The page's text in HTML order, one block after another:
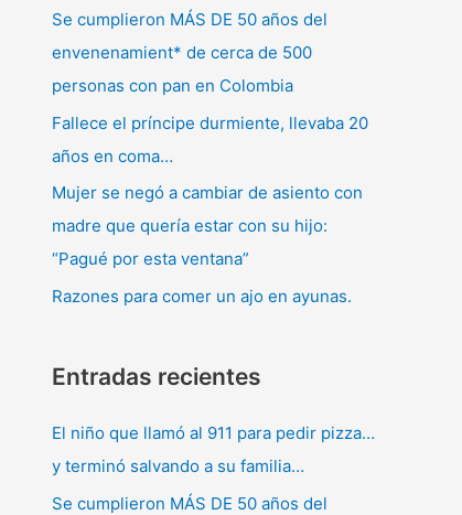
Se cumplieron MÁS DE 50 años del
envenenamient* de cerca de 500
personas con pan en Colombia
Fallece el príncipe durmiente, llevaba 20
años en coma…
Mujer se negó a cambiar de asiento con
madre que quería estar con su hijo:
“Pagué por esta ventana”
Razones para comer un ajo en ayunas.
Entradas recientes
El niño que llamó al 911 para pedir pizza…
y terminó salvando a su familia…
Se cumplieron MÁS DE 50 años del